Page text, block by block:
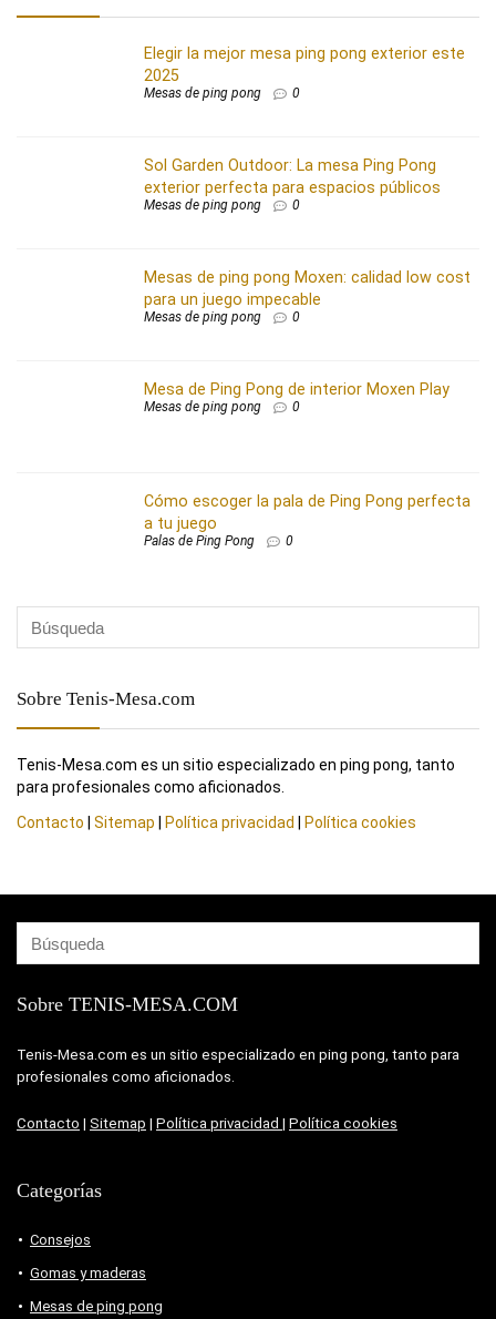
Elegir la mejor mesa ping pong exterior este
2025
Mesas de ping pong 0
Sol Garden Outdoor: La mesa Ping Pong
exterior perfecta para espacios públicos
Mesas de ping pong 0
Mesas de ping pong Moxen: calidad low cost
para un juego impecable
Mesas de ping pong 0
Mesa de Ping Pong de interior Moxen Play
Mesas de ping pong 0
Cómo escoger la pala de Ping Pong perfecta
a tu juego
Palas de Ping Pong 0
Sobre Tenis-Mesa.com
Tenis-Mesa.com es un sitio especializado en ping pong, tanto
para profesionales como aficionados.
Contacto
Sitemap Política privacidad Política cookies
Sobre TENIS-MESA.COM
Tenis-Mesa.com es un sitio especializado en ping pong, tanto para
profesionales como aficionados.
Contacto | Sitemap | Política privacidad | Política cookies
Categorías
Consejos
Gomas y maderas
Mesas de ping pong